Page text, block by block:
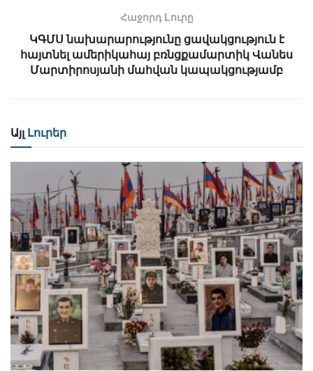
Հաջորդ Lուրը
ԿԳՄՍ նախարարությունը ցավակցություն է
հայտնել ամերիկահայ բռնցքամարտիկ Վանես
Մարտիրոսյանի մահվան կապակցությամբ
Այլ Լուրեր